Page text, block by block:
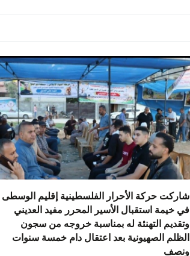
شاركت حركة الأحرار الفلسطينية إقليم الوسطى
في خيمة استقبال الأسير المحرر مفيد العديني
وتقديم التهنئة له بمناسبة خروجه من سجون
الظلم الصهيونية بعد اعتقال دام خمسة سنوات
ونصف